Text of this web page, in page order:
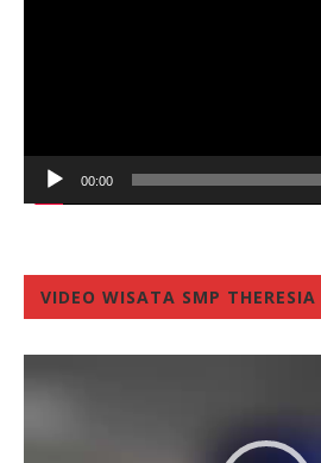
00:00
VIDEO WISATA SMP